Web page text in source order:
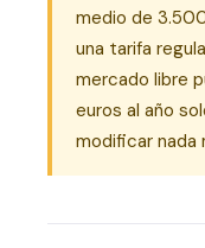
medio de
una tarifa
mercado libre
euros al año
modificar nada